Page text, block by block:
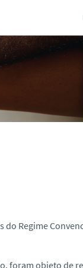
do Regime
foram objeto de